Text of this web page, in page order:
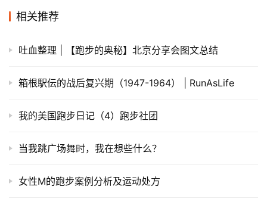
相关推荐
吐血整理 | 【跑步的奥秘】北京分享会图文总结
箱根駅伝的战后复兴期（1947-1964） | RunAsLife
我的美国跑步日记（4）跑步社团
当我跳广场舞时，我在想些什么？
女性M的跑步案例分析及运动处方